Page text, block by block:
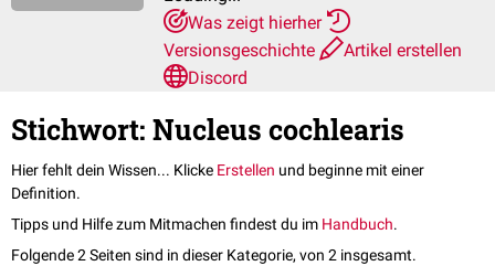
Was zeigt hierher
Versionsgeschichte
Artikel erstellen
Discord
Stichwort: Nucleus cochlearis
Hier fehlt dein Wissen... Klicke Erstellen und beginne mit einer
Definition.
Tipps und Hilfe zum Mitmachen findest du im Handbuch.
Folgende 2 Seiten sind in dieser Kategorie, von 2 insgesamt.